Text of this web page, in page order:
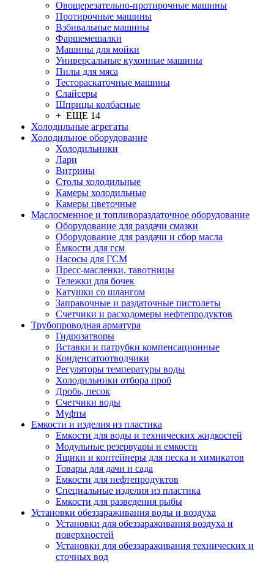
Овощерезательно-протирочные машины
Протирочные машины
Взбивальные машины
Фаршемешалки
Машины для мойки
Универсальные кухонные машины
Пилы для мяса
Тестораскаточные машины
Слайсеры
Шприцы колбасные
+ ЕЩЕ 14
Холодильные агрегаты
Холодильное оборудование
Холодильники
Лари
Витрины
Столы холодильные
Камеры холодильные
Камеры цветочные
Маслосменное и топливораздаточное оборудование
Оборудование для раздачи смазки
Оборудование для раздачи и сбор масла
Ёмкости для гсм
Насосы для ГСМ
Пресс-масленки, тавотницы
Тележки для бочек
Катушки со шлангом
Заправочные и раздаточные пистолеты
Счетчики и расходомеры нефтепродуктов
Трубопроводная арматура
Гидрозатворы
Вставки и патрубки компенсационные
Конденсатоотводчики
Регуляторы температуры воды
Холодильники отбора проб
Дробь, песок
Счетчики воды
Муфты
Емкости и изделия из пластика
Емкости для воды и технических жидкостей
Модульные резервуары и емкости
Ящики и контейнеры для песка и химикатов
Товары для дачи и сада
Емкости для нефтепродуктов
Специальные изделия из пластика
Емкости для разведения рыбы
Установки обеззараживания воды и воздуха
Установки для обеззараживания воздуха и
поверхностей
Установки для обеззараживания технических и
сточных вод